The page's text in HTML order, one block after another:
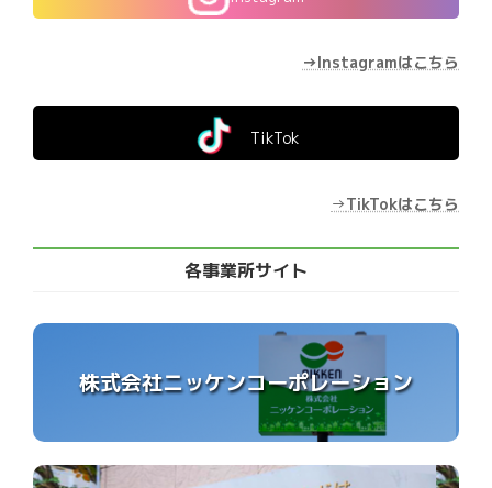
→Instagramはこちら
TikTok
→TikTokはこちら
各事業所サイト
株式会社ニッケンコーポレーション